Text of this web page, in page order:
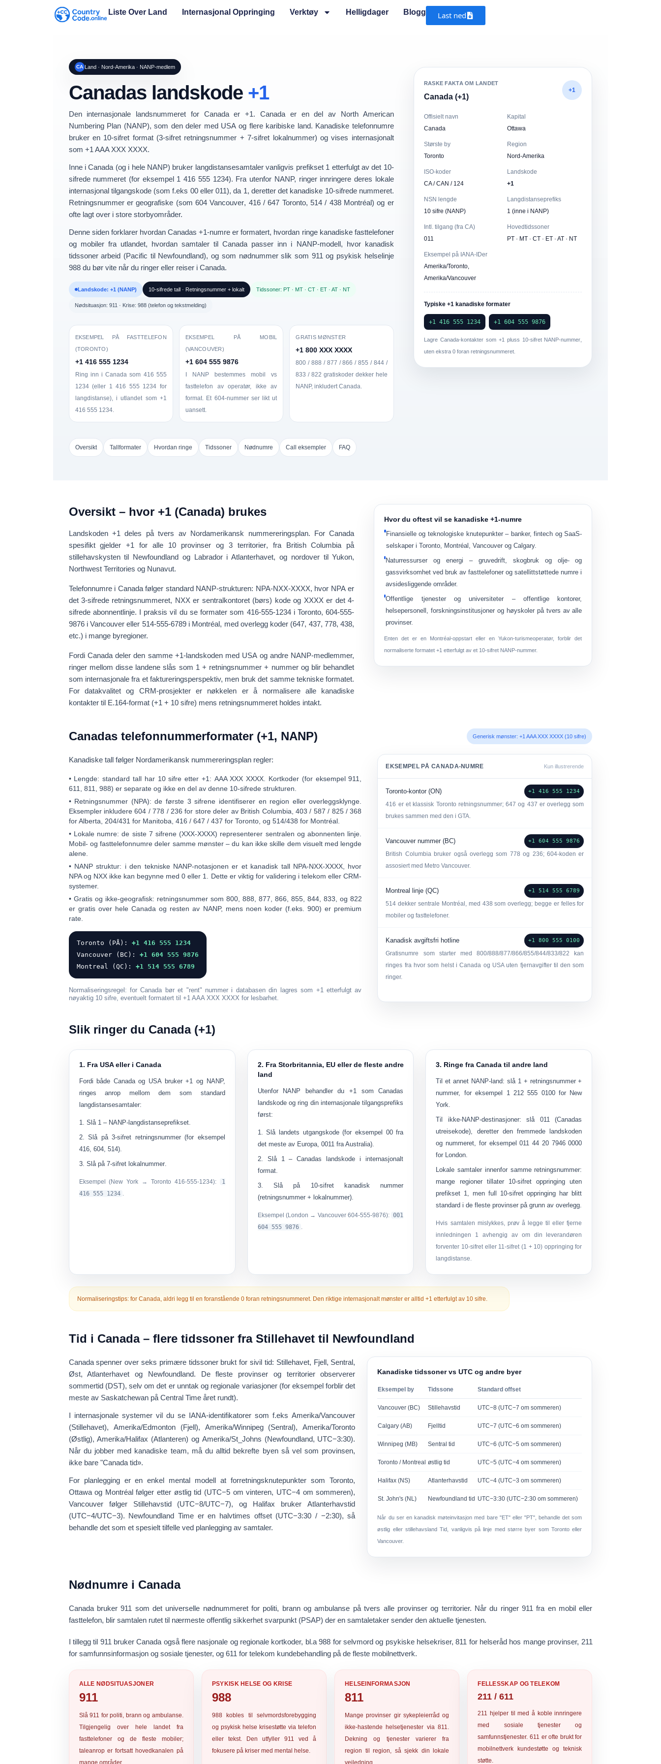
Liste Over Land Internasjonal Oppringing Verktøy Helligdager Blogg Last ned
CA Land · Nord-Amerika · NANP-medlem
Canadas landskode +1
Den internasjonale landsnummeret for Canadaer+1. Canada er en del av North American
Numbering Plan (NANP), som den deler med USA og flere karibiske land. Kanadiske telefonnumre
bruker en 10-sifret format(3-sifret retningsnummer +7-sifret lokalnummer) og vises internasjonalt
som +1 AAA XXX XXXX.
Inne i Canada (og i hele NANP) bruker langdistansesamtaler vanligvis prefikset 1 etterfulgt av det 10-
sifrede nummeret (for eksempel 1 416 555 1234). Fra utenfor NANP, ringer innringere deres lokale
internasjonal tilgangskode (som f.eks 00eller011), da 1, deretter det kanadiske 10-sifrede nummeret.
Retningsnummer er geografiske (som 604 Vancouver, 416 / 647 Toronto,514 / 438 Montréal) og er
ofte lagt over i store storbyområder.
Denne siden forklarer hvordan Canadas +1-numre er formatert, hvordan ringe kanadiske fasttelefoner
og mobiler fra utlandet, hvordan samtaler til Canada passer inn i NANP-modell, hvor kanadisk
tidssonerarbeid (Pacific til Newfoundland), og som nødnummerslik som 911 og psykisk helselinje
988du bør vite når du ringer eller reiser i Canada.
Landskode: +1 (NANP) 10-sifrede tall · Retningsnummer + lokalt Tidssoner: PT · MT · CT · ET · AT · NT
Nødsituasjon: 911 · Krise: 988 (telefon og tekstmelding)
EKSEMPEL PÅ FASTTELEFON
(TORONTO)
+1 416 555 1234
Ring inn i Canada som 416 555
1234(eller 1 416 555 1234 for
langdistanse), i utlandet som +1
416 555 1234.
EKSEMPEL PÅ MOBIL
(VANCOUVER)
+1 604 555 9876
I NANP bestemmes mobil vs
fasttelefon av operatør, ikke av
format. Et 604-nummer ser likt ut
uansett.
GRATIS MØNSTER
+1 800 XXX XXXX
800 / 888 / 877 / 866 / 855 / 844 /
833 / 822 gratiskoder dekker hele
NANP, inkludert Canada.
Oversikt Tallformater Hvordan ringe Tidssoner Nødnumre Call eksempler FAQ
RASKE FAKTA OM LANDET
Canada (+1)
+1
Offisielt navn
Canada
Kapital
Ottawa
Største by
Toronto
Region
Nord-Amerika
ISO-koder
CA / CAN / 124
Landskode
+1
NSN lengde
10 sifre (NANP)
Langdistanseprefiks
1 (inne i NANP)
Intl. tilgang (fra CA)
011
Hovedtidssoner
PT · MT · CT · ET · AT · NT
Eksempel på IANA-IDer
Amerika/Toronto,
Amerika/Vancouver
Typiske +1 kanadiske formater
+1 416 555 1234 +1 604 555 9876
Lagre Canada-kontakter som +1 pluss 10-sifret NANP-nummer
uten ekstra 0 foran retningsnummeret.
Oversikt – hvor +1 (Canada) brukes
Landskoden +1 deles på tvers av Nordamerikansk nummereringsplan. For Canada
spesifikt gjelder +1 for alle 10 provinserog 3 territorier, fra British Columbia på
stillehavskysten til Newfoundland og Labrador i Atlanterhavet, og nordover til Yukon,
Northwest Territories og Nunavut.
Telefonnumre i Canada følger standard NANP-strukturen: NPA-NXX-XXXX, hvor NPAer
det 3-sifrede retningsnummeret, NXX er sentralkontoret (børs) kode og XXXX er det 4-
sifrede abonnentlinje. I praksis vil du se formater som 416-555-1234i Toronto,604-555-
9876i Vancouver eller 514-555-6789i Montréal, med overlegg koder (647, 437, 778, 438,
etc.) i mange byregioner.
Fordi Canada deler den samme +1-landskoden med USA og andre NANP-medlemmer,
ringer mellom disse landene slås som 1 + retningsnummer + nummerog blir behandlet
som internasjonale fra et faktureringsperspektiv, men bruk det samme tekniske formatet.
For datakvalitet og CRM-prosjekter er nøkkelen er å normalisere alle kanadiske
kontakter til E.164-format(+1 + 10 sifre) mens retningsnummeret holdes intakt.
Hvor du oftest vil se kanadiske +1-numre
Finansielle og teknologiske knutepunkter– banker, fintech og SaaS-
selskaper i Toronto, Montréal, Vancouver og Calgary.
Naturressurser og energi – gruvedrift, skogbruk og olje- og
gassvirksomhet ved bruk av fasttelefoner og satellittstøttede numre i
avsidesliggende områder.
Offentlige tjenester og universiteter – offentlige kontorer,
helsepersonell, forskningsinstitusjoner og høyskoler på tvers av alle
provinser.
Enten det er en Montréal-oppstart eller en Yukon-turismeoperatør, forblir det
normaliserte formatet+1 etterfulgt av et 10-sifret NANP-nummer.
Canadas telefonnummerformater (+1, NANP) Generisk mønster: +1 AAA XXX XXXX (10 sifre)
Kanadiske tall følger Nordamerikansk nummereringsplanregler:
• Lengde: standard tall har 10 sifre etter +1: AAA XXX XXXX . Kortkoder (for eksempel 911,
611, 811, 988) er separate og ikke en del av denne 10-sifrede strukturen.
• Retningsnummer (NPA): de første 3 sifrene identifiserer en region eller overleggsklynge.
Eksempler inkludere604 / 778 / 236 for store deler av British Columbia, 403 / 587 / 825 / 368
for Alberta, 204/431 for Manitoba, 416 / 647 / 437 for Toronto, og 514/438 for Montréal.
• Lokale numre: de siste 7 sifrene (XXX-XXXX) representerer sentralen og abonnenten linje.
Mobil- og fasttelefonnumre deler samme mønster – du kan ikke skille dem visuelt med lengde
alene.
• NANP struktur: i den tekniske NANP-notasjonen er et kanadisk tall NPA-NXX-XXXX , hvor
NPA og NXX ikke kan begynne med 0 eller 1. Dette er viktig for validering i telekom eller CRM-
systemer.
• Gratis og ikke-geografisk: retningsnummer som 800, 888 877 866 855, 844, 833 , og 822
er gratis over hele Canada og resten av NANP, mens noen koder (f.eks. 900) er premium
rate.
Toronto (PÅ): +1 416 555 1234
Vancouver (BC): +1 604 555 9876
Montreal (QC): +1 514 555 6789
Normaliseringsregel: for Canada bør et "rent" nummer i databasen din lagres som +1etterfulgt av
nøyaktig 10 sifre, eventuelt formatert til +1 AAA XXX XXXX for lesbarhet.
EKSEMPEL PÅ CANADA-NUMRE Kun illustrerende
Toronto-kontor (ON) +1 416 555 1234
416 er et klassisk Toronto retningsnummer; 647 og 437 er overlegg som
brukes sammen med den i GTA.
Vancouver nummer (BC) +1 604 555 9876
British Columbia bruker også overlegg som 778 og 236; 604-koden er
assosiert med Metro Vancouver.
Montreal linje (QC) +1 514 555 6789
514 dekker sentrale Montréal, med 438 som overlegg; begge er felles for
mobiler og fasttelefoner.
Kanadisk avgiftsfri hotline +1 800 555 0100
Gratisnumre som starter med 800/888/877/866/855/844/833/822 kan
ringes fra hvor som helst i Canada og USA uten fjernavgifter til den som
ringer.
Slik ringer du Canada (+1)
1. Fra USA eller i Canada
Fordi både Canada og USA bruker+1 og NANP,
ringes anrop mellom dem som standard
langdistansesamtaler:
Slå 1– NANP-langdistanseprefikset.
Slå på3-sifret retningsnummer(for eksempel
416, 604, 514).
Slå på 7-sifret lokalnummer.
Eksempel (New York → Toronto 416-555-1234):
1
416 555 1234 .
2. Fra Storbritannia, EU eller de fleste andre
land
Utenfor NANP behandler du+1 som Canadas
landskode og ring din internasjonale tilgangsprefiks
først:
Slå landets utgangskode (for eksempel 00fra
det meste av Europa, 0011fra Australia).
Slå 1– Canadas landskode i internasjonalt
format.
Slå på 10-sifret kanadisk nummer
(retningsnummer + lokalnummer).
Eksempel (London → Vancouver 604-555-9876): 001
604 555 9876 .
3. Ringe fra Canada til andre land
Til et annet NANP-land: slå 1+ retningsnummer +
nummer, for eksempel 1 212 555 0100for New
York.
Til ikke-NANP-destinasjoner: slå 011(Canadas
utreisekode), deretter den fremmede landskoden
og nummeret, for eksempel011 44 ​​20 7946 0000
for London.
Lokale samtaler innenfor samme retningsnummer:
mange regioner tillater 10-sifret oppringing uten
prefikset 1, men full 10-sifret oppringing har blitt
standard i de fleste provinser på grunn av overlegg.
Hvis samtalen mislykkes, prøv å legge til eller fjerne
innledningen 1 avhengig av om din leverandøren
forventer 10-sifret eller 11-sifret (1 + 10) oppringing for
langdistanse.
Normaliseringstips:for Canada, aldri legg til en foranstående 0 foran retningsnummeret. Den riktige internasjonalt mønster er alltid +1 etterfulgt av 10 sifre.
Tid i Canada – flere tidssoner fra Stillehavet til Newfoundland
Canada spenner over seks primære tidssonerbrukt for sivil tid: Stillehavet, Fjell, Sentral,
Øst, Atlanterhavet og Newfoundland. De fleste provinser og territorier observerer
sommertid (DST), selv om det er unntak og regionale variasjoner (for eksempel forblir det
meste av Saskatchewan på Central Time året rundt).
I internasjonale systemer vil du se IANA-identifikatorer som f.eksAmerika/Vancouver
(Stillehavet), Amerika/Edmonton(Fjell), Amerika/Winnipeg(Sentral),Amerika/Toronto
(Østlig),Amerika/Halifax (Atlanteren) og Amerika/St_Johns (Newfoundland, UTC−3:30).
Når du jobber med kanadiske team, må du alltid bekrefte byen så vel som provinsen,
ikke bare "Canada tid».
For planlegging er en enkel mental modell at forretningsknutepunkter som Toronto,
Ottawa og Montréal følger etter østlig tid (UTC−5 om vinteren, UTC−4 om sommeren),
Vancouver følger Stillehavstid(UTC−8/UTC−7), og Halifax brukerAtlanterhavstid
(UTC−4/UTC−3). Newfoundland Time er en halvtimes offset (UTC−3:30 / −2:30), så
behandle det som et spesielt tilfelle ved planlegging av samtaler.
Kanadiske tidssoner vs UTC og andre byer
Eksempel by Tidssone Standard offset
Vancouver (BC) Stillehavstid UTC−8 (UTC−7 om sommeren)
Calgary (AB) Fjelltid UTC−7 (UTC−6 om sommeren)
Winnipeg (MB) Sentral tid UTC−6 (UTC−5 om sommeren)
Toronto / Montreal østlig tid UTC−5 (UTC−4 om sommeren)
Halifax (NS) Atlanterhavstid UTC−4 (UTC−3 om sommeren)
St. John's (NL) Newfoundland tid UTC−3:30 (UTC−2:30 om sommeren)
Når du ser en kanadisk møteinvitasjon med bare "ET" eller "PT", behandle det som
østlig eller stillehavsland Tid, vanligvis på linje med større byer som Toronto eller
Vancouver.
Nødnumre i Canada
Canada bruker911 som det universelle nødnummeret for politi, brann og ambulanse på tvers alle provinser og territorier. Når du ringer 911 fra en mobil eller
fasttelefon, blir samtalen rutet til nærmeste offentlig sikkerhet svarpunkt (PSAP) der en samtaletaker sender den aktuelle tjenesten.
I tillegg til 911 bruker Canada også flere nasjonale og regionale kortkoder, bl.a988 for selvmord og psykiske helsekriser,811 for helseråd hos mange provinser, 211
for samfunnsinformasjon og sosiale tjenester, og 611 for telekom kundebehandling på de fleste mobilnettverk.
ALLE NØDSITUASJONER
911
Slå911 for politi, brann og ambulanse.
Tilgjengelig over hele landet fra
fasttelefoner og de fleste mobiler;
taleanrop er fortsatt hovedkanalen på
mange områder.
PSYKISK HELSE OG KRISE
988
988kobles til selvmordsforebygging
og psykisk helse krisestøtte via telefon
eller tekst. Den utfyller 911 ved å
fokusere på kriser med mental helse.
HELSEINFORMASJON
811
Mange provinser gir sykepleierråd og
ikke-hastende helsetjenester via811.
Dekning og tjenester varierer fra
region til region, så sjekk din lokale
veiledning.
FELLESSKAP OG TELEKOM
211 / 611
211 hjelper til med å koble innringere
med sosiale tjenester og
samfunnstjenester. 611 er ofte brukt for
mobilnettverk kundestøtte og teknisk
støtte.